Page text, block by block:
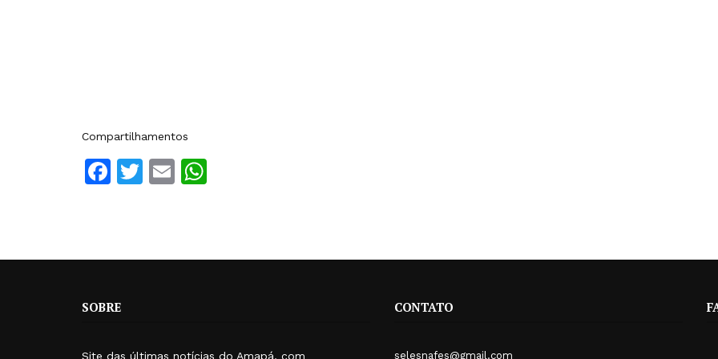
Compartilhamentos
Facebook
Twitter
Email
SOBRE
Site das últimas notícias do Amapá, com
CONTATO
selesnafes@gmail.com